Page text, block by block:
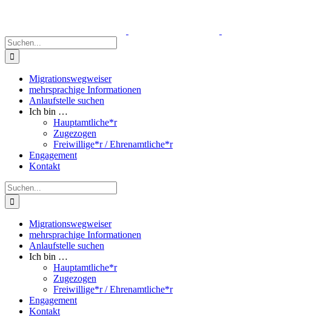
Suche
nach:
Migrationswegweiser
mehrsprachige Informationen
Anlaufstelle suchen
Ich bin …
Hauptamtliche*r
Zugezogen
Freiwillige*r / Ehrenamtliche*r
Engagement
Kontakt
Suche
nach:
Migrationswegweiser
mehrsprachige Informationen
Anlaufstelle suchen
Ich bin …
Hauptamtliche*r
Zugezogen
Freiwillige*r / Ehrenamtliche*r
Engagement
Kontakt